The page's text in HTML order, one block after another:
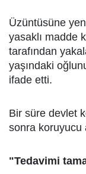
Üzüntüsüne
yasaklı madde
tarafından
yaşındaki
ifade etti.
Bir süre devlet
sonra koruyucu
"Tedavimi